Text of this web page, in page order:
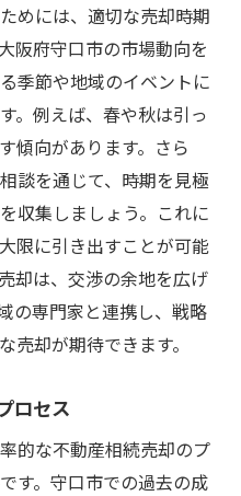
めには、適切な売却時期
阪府守口市の市場動向を
季節や地域のイベントに
。例えば、春や秋は引っ
傾向があります。さら
談を通じて、時期を見極
収集しましょう。これに
限に引き出すことが可能
却は、交渉の余地を広げ
の専門家と連携し、戦略
売却が期待できます。
ロセス
的な不動産相続売却のプ
す。守口市での過去の成